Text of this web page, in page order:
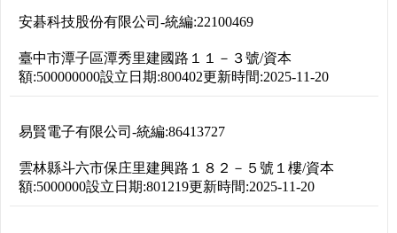
安碁科技股份有限公司 -統編:22100469
臺中市潭子區潭秀里建國路１１－３號/資本
額:500000000設立日期:800402更新時間:2025-11-20
易賢電子有限公司 -統編:86413727
雲林縣斗六市保庄里建興路１８２－５號１樓/資本
額:5000000設立日期:801219更新時間:2025-11-20